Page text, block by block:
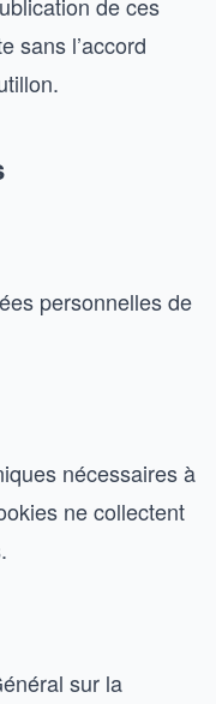
sans l’accord
personnelles de
nécessaires à
ne collectent
sur la